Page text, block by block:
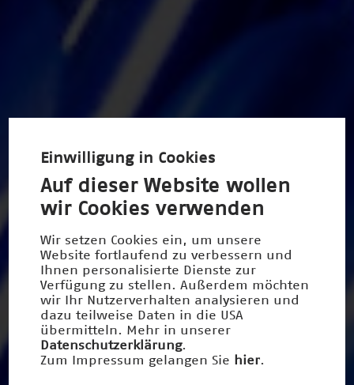
Einwilligung in Cookies
Auf dieser Website wollen
wir Cookies verwenden
Wir setzen Cookies ein, um unsere
Website fortlaufend zu verbessern und
Ihnen personalisierte Dienste zur
Verfügung zu stellen. Außerdem möchten
wir Ihr Nutzerverhalten analysieren und
dazu teilweise Daten in die USA
übermitteln. Mehr in unserer
Datenschutzerklärung.
Zum Impressum gelangen Sie
hier